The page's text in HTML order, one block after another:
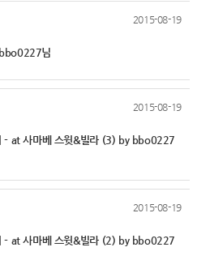
2015-08-19
님
2015-08-19
- at 사마베 스윗&빌라 (3) by bbo0227
2015-08-19
- at 사마베 스윗&빌라 (2) by bbo0227